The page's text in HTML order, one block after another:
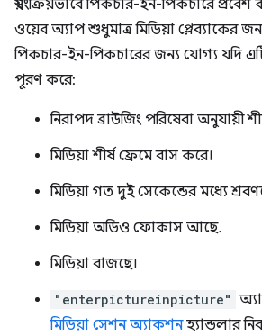
স্বয়ংক্রিয়ভাবে পিকচার-ইন-পিকচারে
ওয়েব অ্যাপ শুধুমাত্র মিডিয়া প্লেব্যাকের
পিকচার-ইন-পিকচারের জন্য যোগ্য যদি
পূরণ করে:
নিরাপদ ব্রাউজিং পরিষেবা অনুযায়ী
মিডিয়া শীর্ষ ফ্রেমে বাস করে।
মিডিয়া গত দুই সেকেন্ডের মধ্যে
মিডিয়া অডিও ফোকাস আছে.
মিডিয়া বাজছে।
"enterpictureinpicture"
মিডিয়া সেশন অ্যাকশনহ্যান্ডলার